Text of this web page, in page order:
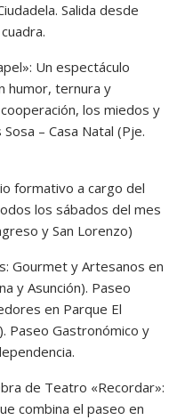
Salida desde
Un espectáculo
humor, ternura y
los miedos y
– Casa Natal (Pje.
formativo a cargo del
los sábados del mes
y San Lorenzo)
Gourmet y Artesanos en
y Asunción). Paseo
en Parque El
Paseo Gastronómico y
de Teatro «Recordar»:
combina el paseo en